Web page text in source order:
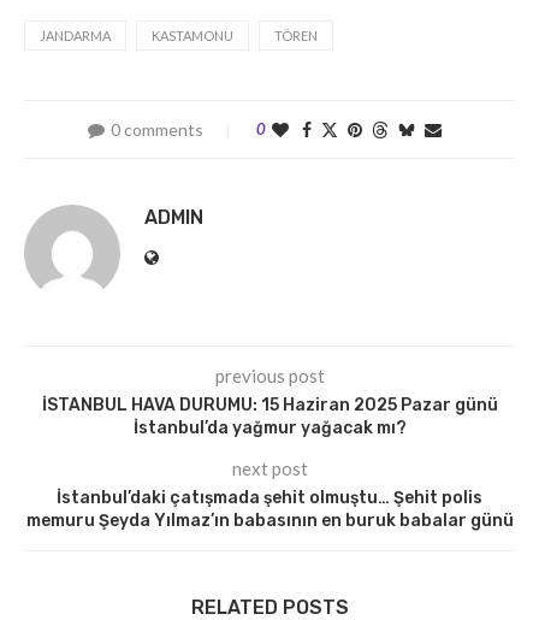
JANDARMA KASTAMONU TÖREN
0 comments 0
ADMIN
previous post
İSTANBUL HAVA DURUMU: 15 Haziran 2025 Pazar günü
İstanbul’da yağmur yağacak mı?
next post
İstanbul’daki çatışmada şehit olmuştu… Şehit polis
memuru Şeyda Yılmaz’ın babasının en buruk babalar günü
RELATED POSTS